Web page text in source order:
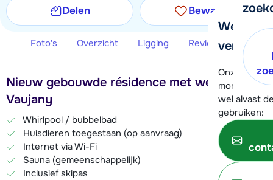
We
verder!
Onze
moment
wel alvast
gebruiken:
Delen Bewaren
Foto's Overzicht Ligging Reviews
Nieuw gebouwde résidence met wellness in
Vaujany
Whirlpool / bubbelbad
Huisdieren toegestaan (op aanvraag)
Internet via Wi-Fi
Sauna (gemeenschappelijk)
Inclusief skipas